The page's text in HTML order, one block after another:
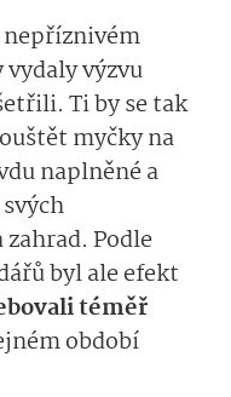
výzvu
Ti by se tak
myčky na
naplněné a
Podle
byl ale efekt
téměř
období